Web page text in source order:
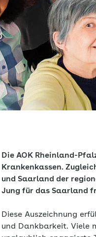
Die AOK Rheinland-
Krankenkassen.
und Saarland der
Jung für das Saarland
Diese Auszeichnung
und Dankbarkeit. Viele